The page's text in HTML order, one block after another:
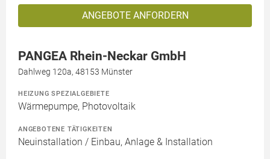
ANGEBOTE ANFORDERN
PANGEA Rhein-Neckar GmbH
Dahlweg 120a, 48153 Münster
HEIZUNG SPEZIALGEBIETE
Wärmepumpe, Photovoltaik
ANGEBOTENE TÄTIGKEITEN
Neuinstallation / Einbau, Anlage & Installation